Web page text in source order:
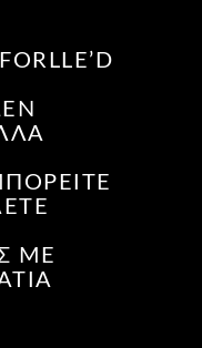
ΜΕ